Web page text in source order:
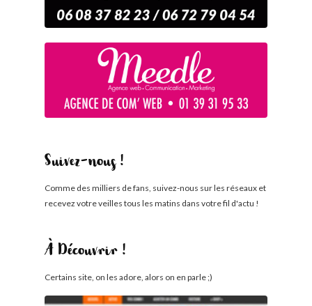
Suivez-nous !
Comme des milliers de fans, suivez-nous sur les réseaux et
recevez votre veilles tous les matins dans votre fil d'actu !
À Découvrir !
Certains site, on les adore, alors on en parle ;)